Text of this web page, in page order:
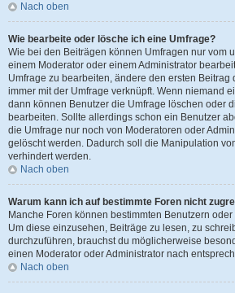
Nach oben
Wie bearbeite oder lösche ich eine Umfrage?
Wie bei den Beiträgen können Umfragen nur vom
einem Moderator oder einem Administrator
Umfrage zu bearbeiten, ändere den ersten Beitrag
immer mit der Umfrage verknüpft. Wenn niemand
dann können Benutzer die Umfrage löschen oder
bearbeiten. Sollte allerdings schon ein Benutzer
die Umfrage nur noch von Moderatoren oder
gelöscht werden. Dadurch soll die Manipulation
verhindert werden.
Nach oben
Warum kann ich auf bestimmte Foren nicht
Manche Foren können bestimmten Benutzern
Um diese einzusehen, Beiträge zu lesen, zu
durchzuführen, brauchst du möglicherweise
einen Moderator oder Administrator nach
Nach oben